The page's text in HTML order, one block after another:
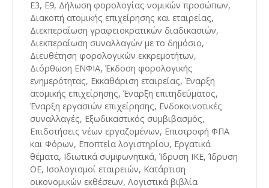
Ε3, Ε9, Δήλωση φορολογίας νομικών προσώπων,
Διακοπή ατομικής επιχείρησης και εταιρείας,
Διεκπεραίωση γραφειοκρατικών διαδικασιών,
Διεκπεραίωση συναλλαγών με το δημόσιο,
Διευθέτηση φορολογικών εκκρεμοτήτων,
Διόρθωση ΕΝΦΙΑ, Έκδοση φορολογικής
ενημερότητας, Εκκαθάριση εταιρείας, Έναρξη
ατομικής επιχείρησης, Έναρξη επιτηδεύματος,
Έναρξη εργασιών επιχείρησης, Ενδοκοινοτικές
συναλλαγές, Εξωδικαστικός συμβιβασμός,
Επιδοτήσεις νέων εργαζομένων, Επιστροφή ΦΠΑ
και Φόρων, Εποπτεία λογιστηρίου, Εργατικά
θέματα, Ιδιωτικά συμφωνητικά, Ίδρυση ΙΚΕ, Ίδρυση
ΟΕ, Ισολογισμοί εταιρειών, Κατάρτιση
οικονομικών εκθέσεων, Λογιστικά βιβλία